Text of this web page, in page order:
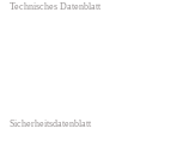
Technisches Datenblatt
Sicherheitsdatenblatt